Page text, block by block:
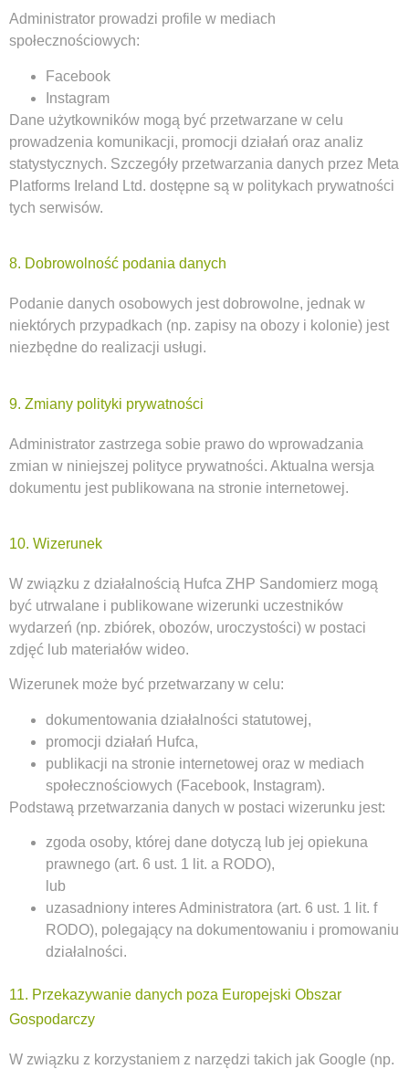
Administrator prowadzi profile w mediach
społecznościowych:
Facebook
Instagram
Dane użytkowników mogą być przetwarzane w celu
prowadzenia komunikacji, promocji działań oraz analiz
statystycznych. Szczegóły przetwarzania danych przez Meta
Platforms Ireland Ltd. dostępne są w politykach prywatności
tych serwisów.
8. Dobrowolność podania danych
Podanie danych osobowych jest dobrowolne, jednak w
niektórych przypadkach (np. zapisy na obozy i kolonie) jest
niezbędne do realizacji usługi.
9. Zmiany polityki prywatności
Administrator zastrzega sobie prawo do wprowadzania
zmian w niniejszej polityce prywatności. Aktualna wersja
dokumentu jest publikowana na stronie internetowej.
10. Wizerunek
W związku z działalnością Hufca ZHP Sandomierz mogą
być utrwalane i publikowane wizerunki uczestników
wydarzeń (np. zbiórek, obozów, uroczystości) w postaci
zdjęć lub materiałów wideo.
Wizerunek może być przetwarzany w celu:
dokumentowania działalności statutowej,
promocji działań Hufca,
publikacji na stronie internetowej oraz w mediach
społecznościowych (Facebook, Instagram).
Podstawą przetwarzania danych w postaci wizerunku jest:
zgoda osoby, której dane dotyczą lub jej opiekuna
prawnego (art. 6 ust. 1 lit. a RODO),
lub
uzasadniony interes Administratora (art. 6 ust. 1 lit. f
RODO), polegający na dokumentowaniu i promowaniu
działalności.
11. Przekazywanie danych poza Europejski Obszar
Gospodarczy
W związku z korzystaniem z narzędzi takich jak Google (np.